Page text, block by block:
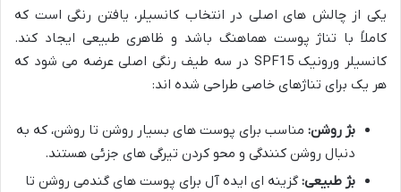
یکی از چالش های اصلی در انتخاب کانسیلر، یافتن رنگی است که
کاملاً با تناژ پوست هماهنگ باشد و ظاهری طبیعی ایجاد کند.
کانسیلر ورونیک SPF15 در سه طیف رنگی اصلی عرضه می شود که
هر یک برای تناژهای خاصی طراحی شده اند:
بژ روشن: مناسب برای پوست های بسیار روشن تا روشن، که به
دنبال روشن کنندگی و محو کردن تیرگی های جزئی هستند.
بژ طبیعی: گزینه ای ایده آل برای پوست های گندمی روشن تا